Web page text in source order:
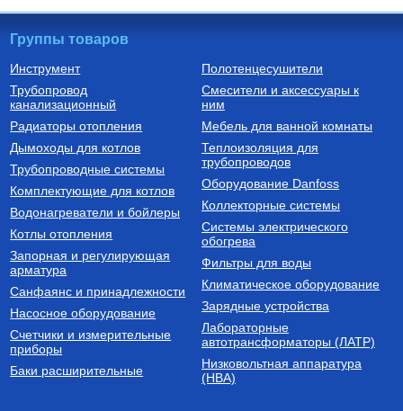
Бойлеры (водонагреватели
косвенного нагрева)
нагрева напольный из
нержавеющей стали STINOX F
500 л., арт.: 805F0050
127 190Руб.
Купить
Трубы из сшитого полиэтилена
Труба напорная из сшитого
полиэтилена с барьерным
слоем EVOH, тип PE-Xa
16(2.2) бухта 100 м,
VA1622.3.C.100
7 300Руб.
Котлы газовые настенные
Котел газовый настенный
одноконтурный Vitabel HF 32
Дымоходы для котлов DN 80
(традиционные)
Элемент дымохода DN80
Группы товаров
Инструмент
Трубопровод
канализационный
Радиаторы отопления
Дымоходы для котлов
Трубопроводные системы
Комплектующие для котлов
Водонагреватели и бойлеры
Котлы отопления
Запорная и регулирующая
арматура
Санфаянс и принадлежности
Насосное оборудование
Счетчики и измерительные
приборы
Баки расширительные
Полотенцесушители
Смесители и аксессуары к
ним
Мебель для ванной комнаты
Теплоизоляция для
трубопроводов
Оборудование Danfoss
Коллекторные системы
Системы электрического
обогрева
Фильтры для воды
Климатическое оборудование
Зарядные устройства
Лабораторные
автотрансформаторы (ЛАТР)
Низковольтная аппаратура
(НВА)